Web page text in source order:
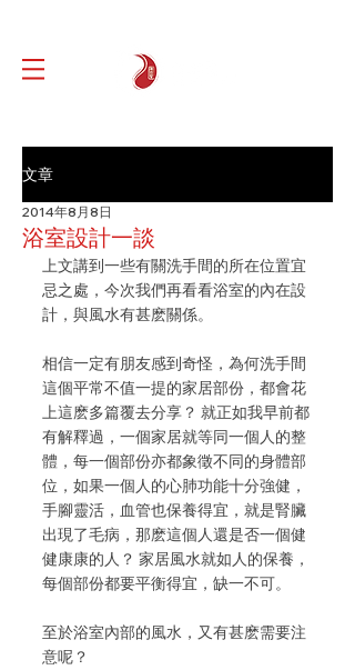
文章
浴室設計一談
2014年8月8日
上文講到一些有關洗手間的所在位置宜
忌之處，今次我們再看看浴室的內在設
計，與風水有甚麽關係。
相信一定有朋友感到奇怪，為何洗手間
這個平常不值一提的家居部份，都會花
上這麽多篇覆去分享？ 就正如我早前都
有解釋過，一個家居就等同一個人的整
體，每一個部份亦都象徵不同的身體部
位，如果一個人的心肺功能十分強健，
手腳靈活，血管也保養得宜，就是腎臟
出現了毛病，那麽這個人還是否一個健
健康康的人？ 家居風水就如人的保養，
每個部份都要平衡得宜，缺一不可。
至於浴室內部的風水，又有甚麽需要注
意呢？